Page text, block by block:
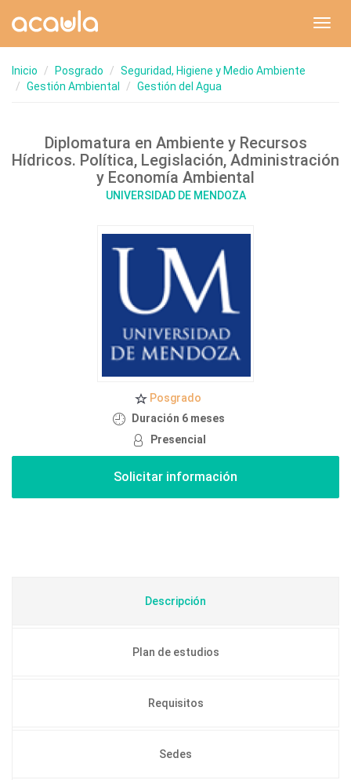
Inicio Posgrado
Seguridad, Higiene y Medio Ambiente
Gestión Ambiental
Gestión del Agua
Diplomatura en Ambiente y Recursos
Hídricos. Política, Legislación, Administración
y Economía Ambiental
UNIVERSIDAD DE MENDOZA
Posgrado
Duración 6 meses
Presencial
Descripción
Plan de estudios
Requisitos
Sedes